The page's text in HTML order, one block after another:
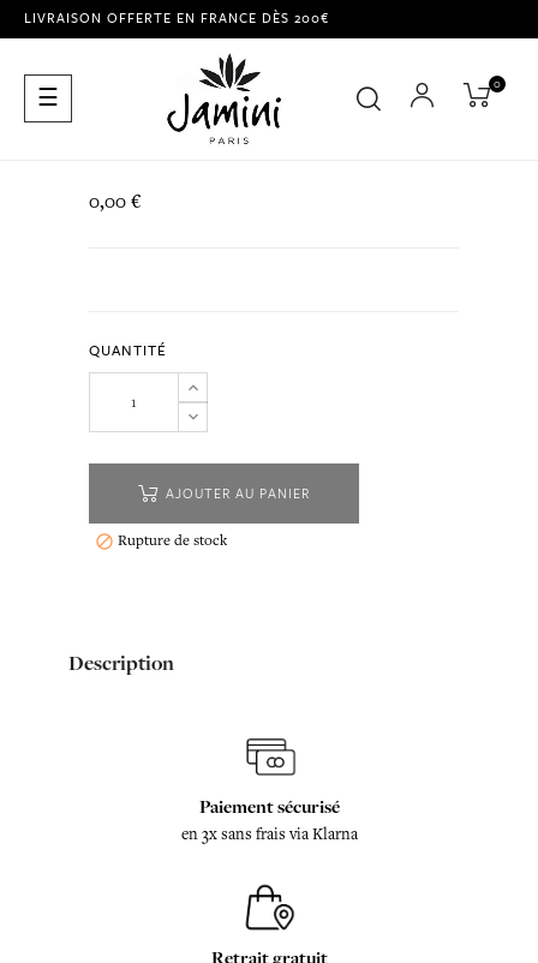
LIVRAISON OFFERTE EN FRANCE DÈS 200€
Basculer
la
☰ 0
0,00 €
QUANTITÉ
AJOUTER AU PANIER
 Rupture de stock
Description
Paiement sécurisé
en 3x sans frais via Klarna
Retrait gratuit